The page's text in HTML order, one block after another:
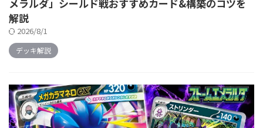
メラルダ」シールド戦おすすめカード&構築のコツを
解説
2026/8/1
デッキ解説